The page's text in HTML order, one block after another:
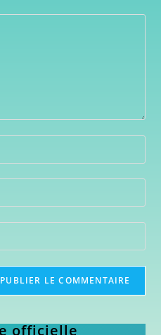
officielle